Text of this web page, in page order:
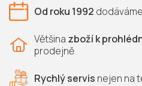
Od roku 1992 dodáváme
Většina zboží k
prodejně
Rychlý servis nejen na